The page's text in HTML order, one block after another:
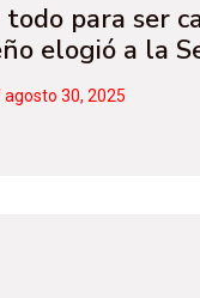
todo para ser
elogió a la
agosto 30, 2025